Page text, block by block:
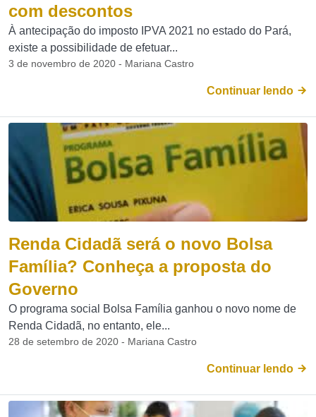
com descontos
À antecipação do imposto IPVA 2021 no estado do Pará,
existe a possibilidade de efetuar...
3 de novembro de 2020 - Mariana Castro
Continuar lendo
Renda Cidadã será o novo Bolsa
Família? Conheça a proposta do
Governo
O programa social Bolsa Família ganhou o novo nome de
Renda Cidadã, no entanto, ele...
28 de setembro de 2020 - Mariana Castro
Continuar lendo